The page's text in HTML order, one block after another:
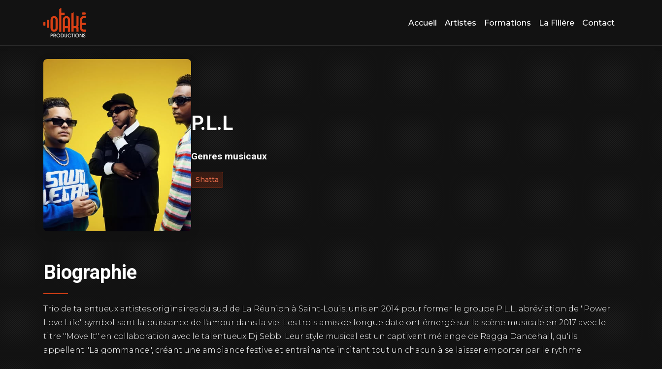
Accueil Artistes Formations La Filière Contact
P.L.L
Genres musicaux
Shatta
Biographie
Trio de talentueux artistes originaires du sud de La Réunion à Saint-Louis, unis en 2014 pour former le groupe P.L.L, abréviation de "Power
Love Life" symbolisant la puissance de l'amour dans la vie. Les trois amis de longue date ont émergé sur la scène musicale en 2017 avec le
titre "Move It" en collaboration avec le talentueux Dj Sebb. Leur style musical est un captivant mélange de Ragga Dancehall, qu'ils
appellent "La gommance", créant une ambiance festive et entraînante incitant tout un chacun à se laisser emporter par le rythme.